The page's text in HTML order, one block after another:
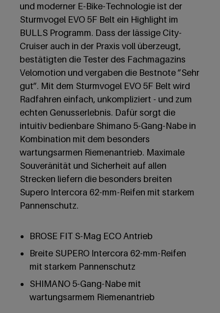
und moderner E-Bike-Technologie ist der
Sturmvogel EVO 5F Belt ein Highlight im
BULLS Programm. Dass der lässige City-
Cruiser auch in der Praxis voll überzeugt,
bestätigten die Tester des Fachmagazins
Velomotion und vergaben die Bestnote ”Sehr
gut”. Mit dem Sturmvogel EVO 5F Belt wird
Radfahren einfach, unkompliziert - und zum
echten Genusserlebnis. Dafür sorgt die
intuitiv bedienbare Shimano 5-Gang-Nabe in
Kombination mit dem besonders
wartungsarmen Riemenantrieb. Maximale
Souveränität und Sicherheit auf allen
Strecken liefern die besonders breiten
Supero Intercora 62-mm-Reifen mit starkem
Pannenschutz.
BROSE FIT S-Mag ECO Antrieb
Breite SUPERO Intercora 62-mm-Reifen
mit starkem Pannenschutz
SHIMANO 5-Gang-Nabe mit
wartungsarmem Riemenantrieb